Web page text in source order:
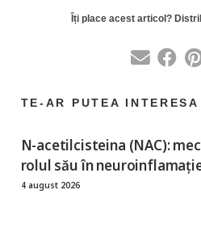
N-acetilcisteina (NAC):
rolul său în
4 august 2026